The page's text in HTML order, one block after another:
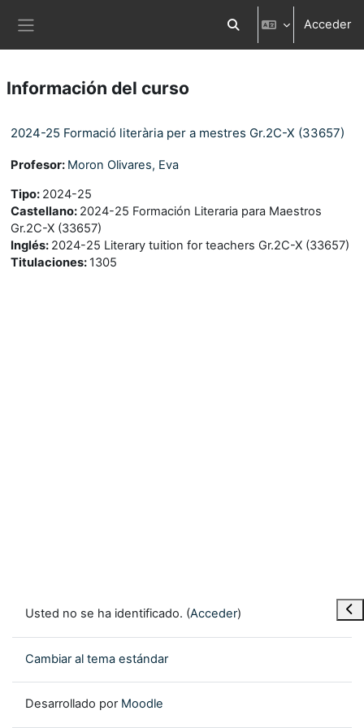
Selector de búsqueda
Acceder
Información del curso
2024-25 Formació literària per a mestres Gr.2C-X (33657)
Profesor: Moron Olivares, Eva
Tipo: 2024-25
Castellano: 2024-25 Formación Literaria para Maestros
Gr.2C-X (33657)
Inglés: 2024-25 Literary tuition for teachers Gr.2C-X (33657)
Titulaciones: 1305
Usted no se ha identificado. (Acceder)
Cambiar al tema estándar
Desarrollado por Moodle